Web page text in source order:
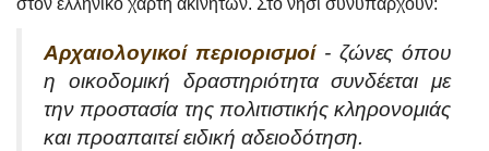
στον ελληνικό χάρτη ακινήτων. Στο νησί συνυπάρχουν:
Αρχαιολογικοί περιορισμοί - ζώνες όπου
η οικοδομική δραστηριότητα συνδέεται με
την προστασία της πολιτιστικής κληρονομιάς
και προαπαιτεί ειδική αδειοδότηση.